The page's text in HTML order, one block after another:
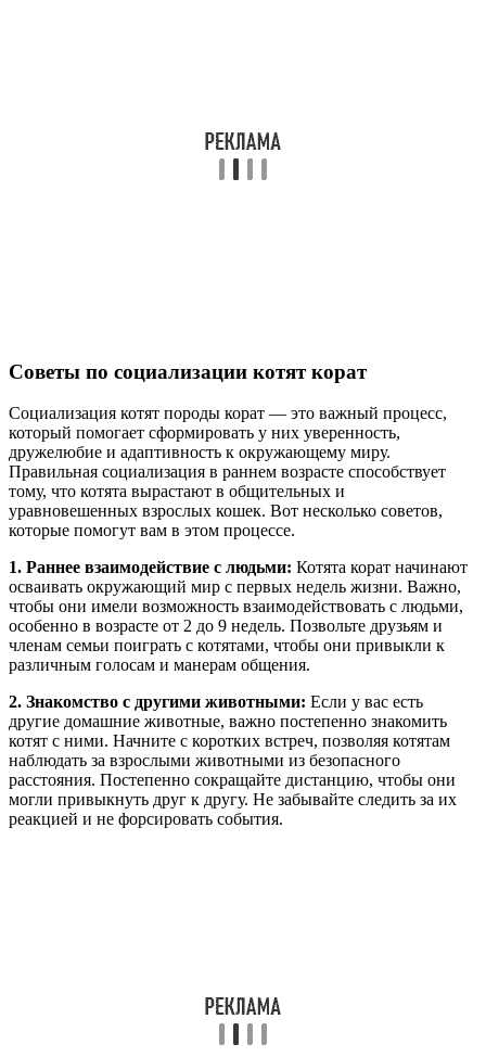
Советы по социализации котят корат
Социализация котят породы корат — это важный процесс,
который помогает сформировать у них уверенность,
дружелюбие и адаптивность к окружающему миру.
Правильная социализация в раннем возрасте способствует
тому, что котята вырастают в общительных и
уравновешенных взрослых кошек. Вот несколько советов,
которые помогут вам в этом процессе.
1. Раннее взаимодействие с людьми: Котята корат начинают
осваивать окружающий мир с первых недель жизни. Важно,
чтобы они имели возможность взаимодействовать с людьми,
особенно в возрасте от 2 до 9 недель. Позвольте друзьям и
членам семьи поиграть с котятами, чтобы они привыкли к
различным голосам и манерам общения.
2. Знакомство с другими животными: Если у вас есть
другие домашние животные, важно постепенно знакомить
котят с ними. Начните с коротких встреч, позволяя котятам
наблюдать за взрослыми животными из безопасного
расстояния. Постепенно сокращайте дистанцию, чтобы они
могли привыкнуть друг к другу. Не забывайте следить за их
реакцией и не форсировать события.